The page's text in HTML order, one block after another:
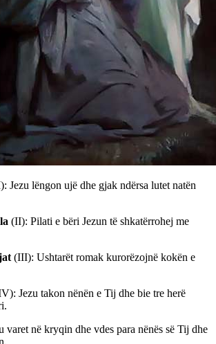
: Jezu lëngon ujë dhe gjak ndërsa lutet natën
(II): Pilati e bëri Jezun të shkatërrohej me
(III): Ushtarët romak kurorëzojnë kokën e
: Jezu takon nënën e Tij dhe bie tre herë
varet në kryqin dhe vdes para nënës së Tij dhe